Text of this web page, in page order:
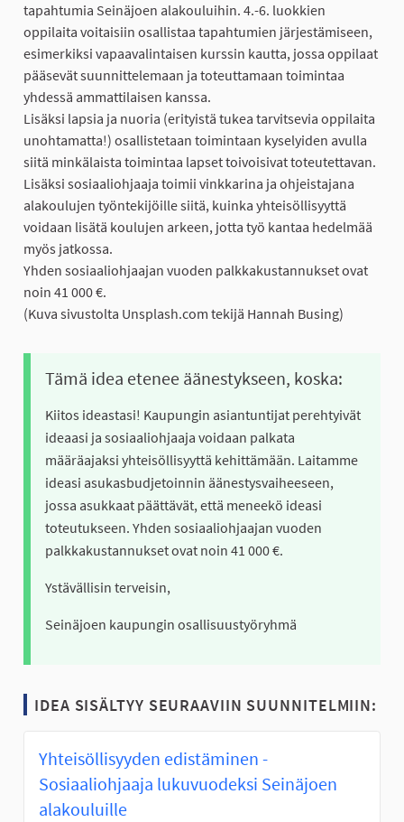
tapahtumia Seinäjoen alakouluihin. 4.-6. luokkien
oppilaita voitaisiin osallistaa tapahtumien järjestämiseen,
esimerkiksi vapaavalintaisen kurssin kautta, jossa oppilaat
pääsevät suunnittelemaan ja toteuttamaan toimintaa
yhdessä ammattilaisen kanssa.
Lisäksi lapsia ja nuoria (erityistä tukea tarvitsevia oppilaita
unohtamatta!) osallistetaan toimintaan kyselyiden avulla
siitä minkälaista toimintaa lapset toivoisivat toteutettavan.
Lisäksi sosiaaliohjaaja toimii vinkkarina ja ohjeistajana
alakoulujen työntekijöille siitä, kuinka yhteisöllisyyttä
voidaan lisätä koulujen arkeen, jotta työ kantaa hedelmää
myös jatkossa.
Yhden sosiaaliohjaajan vuoden palkkakustannukset ovat
noin 41 000 €.
(Kuva sivustolta Unsplash.com tekijä Hannah Busing)
Tämä idea etenee äänestykseen, koska:
Kiitos ideastasi! Kaupungin asiantuntijat perehtyivät
ideaasi ja sosiaaliohjaaja voidaan palkata
määräajaksi yhteisöllisyyttä kehittämään. Laitamme
ideasi asukasbudjetoinnin äänestysvaiheeseen,
jossa asukkaat päättävät, että meneekö ideasi
toteutukseen. Yhden sosiaaliohjaajan vuoden
palkkakustannukset ovat noin 41 000 €.
Ystävällisin terveisin,
Seinäjoen kaupungin osallisuustyöryhmä
IDEA SISÄLTYY SEURAAVIIN SUUNNITELMIIN:
Yhteisöllisyyden edistäminen -
Sosiaaliohjaaja lukuvuodeksi Seinäjoen
alakouluille